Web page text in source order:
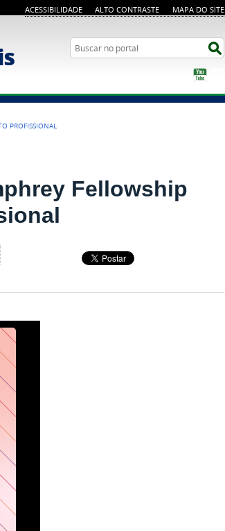
ACESSIBILIDADE ALTO CONTRASTE MAPA DO SITE
Busca
PROFISSIONAL
Fellowship